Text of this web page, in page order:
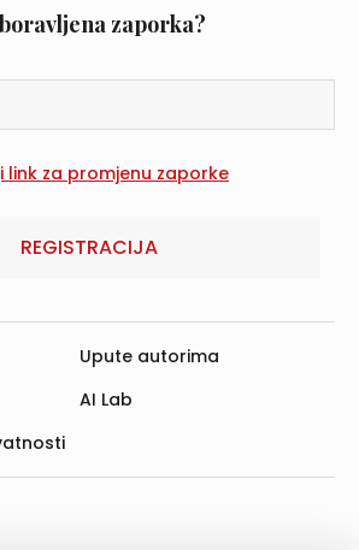
zaporka?
REGISTRACIJA
Upute autorima
AI Lab